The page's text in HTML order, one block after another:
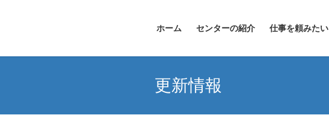
ホーム センターの紹介 仕事を頼みたい
更新情報